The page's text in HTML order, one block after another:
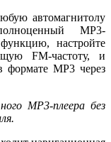
автомагнитолу
MP3-
настройте
FM-частоту, и
MP3 через
MP3-плеера без